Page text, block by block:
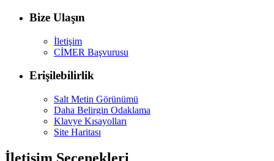
Bize Ulaşın
İletişim
CİMER Başvurusu
Erişilebilirlik
Salt Metin Görünümü
Daha Belirgin Odaklama
Klavye Kısayolları
Site Haritası